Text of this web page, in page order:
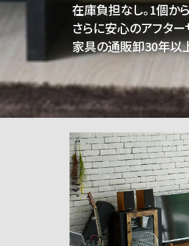
在庫負担なし。1個か
さらに安心のアフター
家具の通販卸30年以